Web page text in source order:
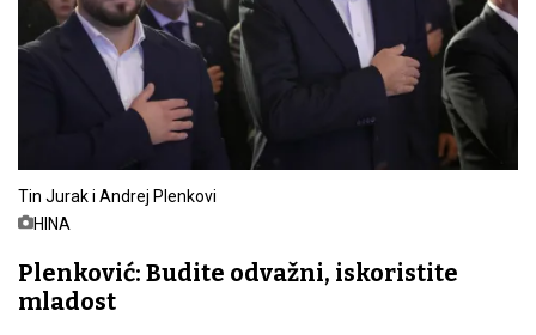
Tin Jurak i Andrej Plenkovi
HINA
Plenković: Budite odvažni, iskoristite
mladost